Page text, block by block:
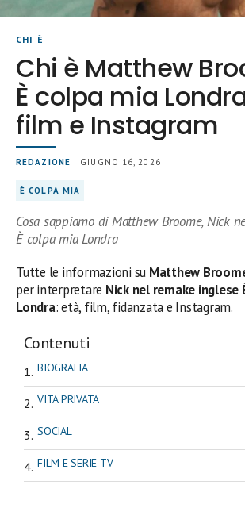
CHI È
Chi è Matthew
È colpa mia
film e Instagram
REDAZIONE | GIUGNO 16, 2026
È COLPA MIA
Cosa sappiamo di Matthew Broome, Nick
È colpa mia Londra
Tutte le informazioni su Matthew
per interpretare Nick nel remake inglese
Londra: età, film, fidanzata e Instagram.
Contenuti
BIOGRAFIA
VITA PRIVATA
SOCIAL
FILM E SERIE TV